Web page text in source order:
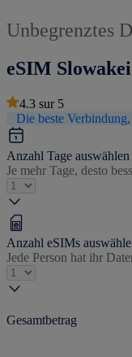
Unbegrenztes
eSIM Slowakei
4.3 sur 5
Die beste
Anzahl Tage auswählen
Je mehr Tage, desto
Anzahl eSIMs
Jede Person hat ihr
Gesamtbetrag